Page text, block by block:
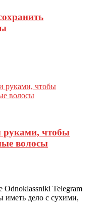
руками, чтобы
волосы
Odnoklassniki Telegram
иметь дело с сухими,